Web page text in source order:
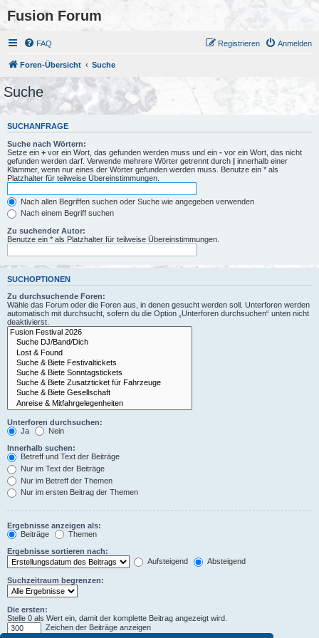
Fusion Forum
FAQ Anmelden
Registrieren
Foren-Übersicht Suche
Suche
SUCHANFRAGE
Suche nach Wörtern:
Setze ein + vor ein Wort, das gefunden werden muss und ein - vor ein Wort, das nicht
gefunden werden darf. Verwende mehrere Wörter getrennt durch | innerhalb einer
Klammer, wenn nur eines der Wörter gefunden werden muss. Benutze ein * als
Platzhalter für teilweise Übereinstimmungen.
Nach allen Begriffen suchen oder Suche wie angegeben verwenden
Nach einem Begriff suchen
Zu suchender Autor:
Benutze ein * als Platzhalter für teilweise Übereinstimmungen.
SUCHOPTIONEN
Zu durchsuchende Foren:
Wähle das Forum oder die Foren aus, in denen gesucht werden soll. Unterforen werden
automatisch mit durchsucht, sofern du die Option „Unterforen durchsuchen“ unten nicht
deaktivierst.
Unterforen durchsuchen:
Ja
Nein
Innerhalb suchen:
Betreff und Text der Beiträge
Nur im Text der Beiträge
Nur im Betreff der Themen
Nur im ersten Beitrag der Themen
Ergebnisse anzeigen als:
Beiträge
Themen
Ergebnisse sortieren nach:
Aufsteigend
Absteigend
Suchzeitraum begrenzen:
Die ersten:
Stelle 0 als Wert ein, damit der komplette Beitrag angezeigt wird.
Zeichen der Beiträge anzeigen